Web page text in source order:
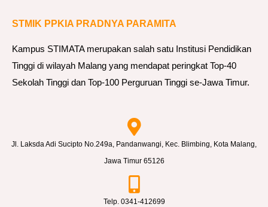
STMIK PPKIA PRADNYA PARAMITA
Kampus STIMATA merupakan salah satu Institusi Pendidikan
Tinggi di wilayah Malang yang mendapat peringkat Top-40
Sekolah Tinggi dan Top-100 Perguruan Tinggi se-Jawa Timur.
Jl. Laksda Adi Sucipto No.249a, Pandanwangi, Kec. Blimbing, Kota Malang,
Jawa Timur 65126
Telp. 0341-412699